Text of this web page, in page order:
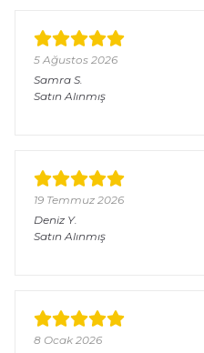
5 Ağustos 2026
Samra S.
Satın Alınmış
19 Temmuz 2026
Deniz Y.
Satın Alınmış
8 Ocak 2026